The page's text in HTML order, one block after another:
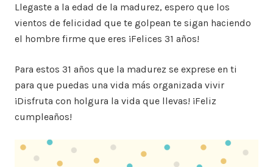
Llegaste a la edad de la madurez, espero que los
vientos de felicidad que te golpean te sigan haciendo
el hombre firme que eres ¡Felices 31 años!
Para estos 31 años que la madurez se exprese en ti
para que puedas una vida más organizada vivir
¡Disfruta con holgura la vida que llevas! ¡Feliz
cumpleaños!